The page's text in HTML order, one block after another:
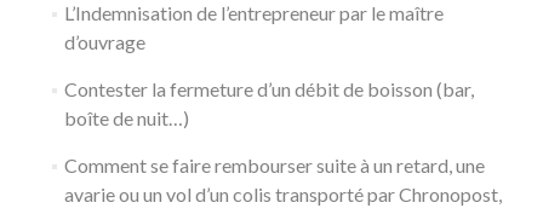
L’Indemnisation de l’entrepreneur par le maître
d’ouvrage
Contester la fermeture d’un débit de boisson (bar,
boîte de nuit…)
Comment se faire rembourser suite à un retard, une
avarie ou un vol d’un colis transporté par Chronopost,